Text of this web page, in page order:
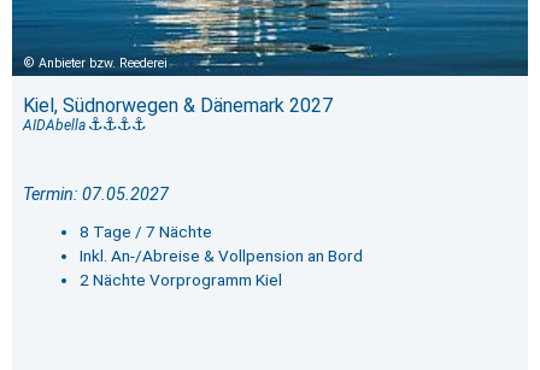
Anbieter bzw. Reederei
Kiel, Südnorwegen & Dänemark 2027
AIDAbella
Termin: 07.05.2027
8 Tage / 7 Nächte
Inkl. An-/Abreise & Vollpension an Bord
2 Nächte Vorprogramm Kiel